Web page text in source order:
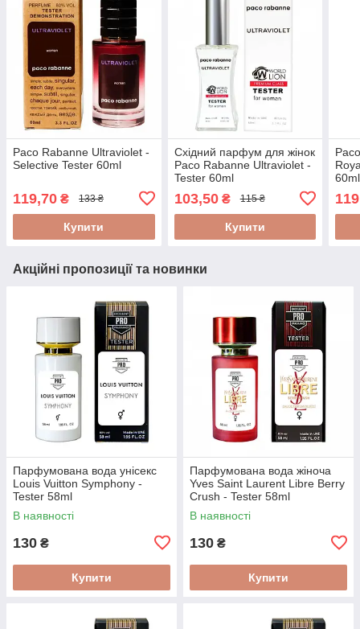
Paco Rabanne Ultraviolet -
Selective Tester 60ml
119,70 ₴ 133 ₴
Купити
Східний парфум для жінок
Paco Rabanne Ultraviolet -
Tester 60ml
103,50₴ 115 ₴
Купити
60ml
Акційні пропозиції та новинки
Парфумована вода унісекс
Louis Vuitton Symphony -
Tester 58ml
В наявності
130 ₴
Купити
Парфумована вода жіноча
Yves Saint Laurent Libre Berry
Crush - Tester 58ml
В наявності
130 ₴
Купити